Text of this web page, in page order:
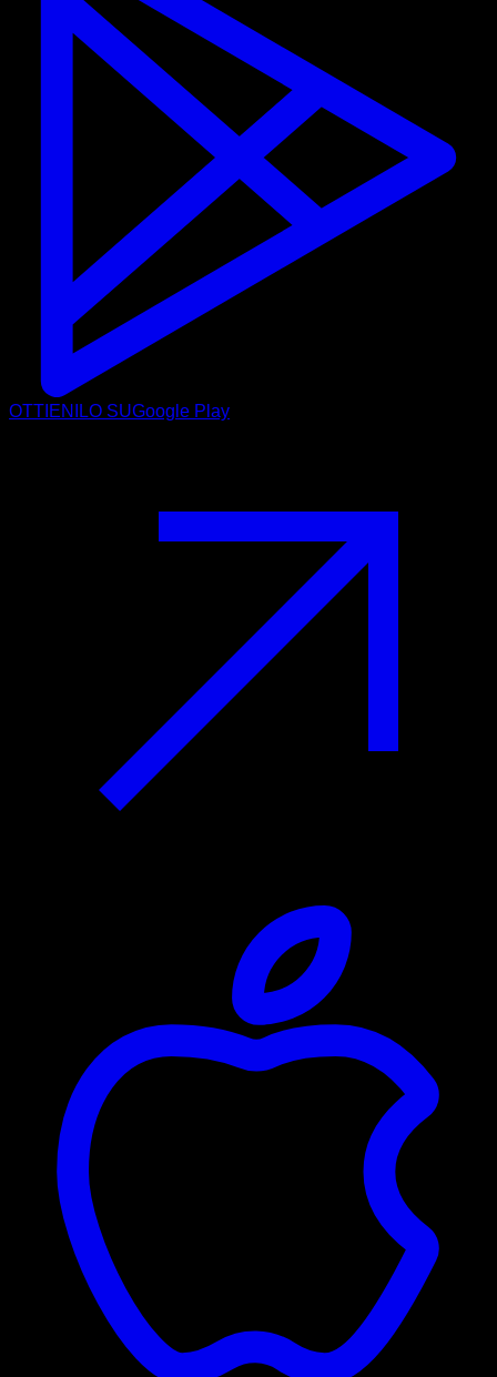
OTTIENILO SUGoogle Play